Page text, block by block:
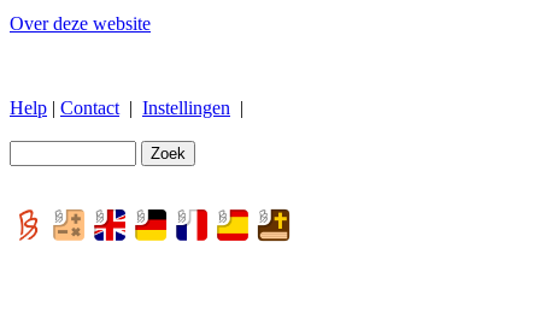
Over deze website
Help | Contact | Instellingen |